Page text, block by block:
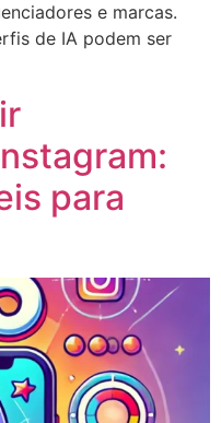
e marcas.
de IA podem ser
para